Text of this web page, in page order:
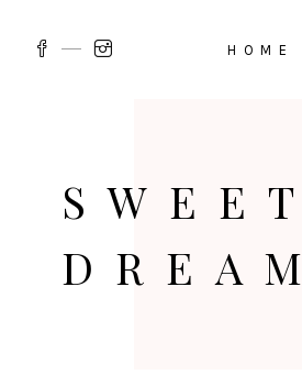
HOME
SWEET
DREAM